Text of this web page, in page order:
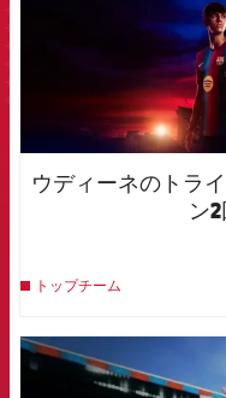
ウディーネのトラ
ン
トップチーム